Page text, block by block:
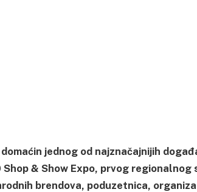
jednog od najznačajnijih
Shop & Show Expo, prvog regionalnog
brendova, poduzetnica,